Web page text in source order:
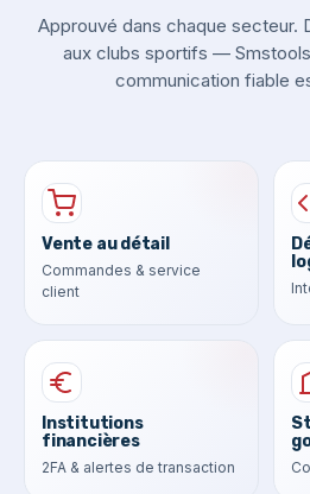
Approuvé dans chaque secteur.
aux clubs sportifs —
communication fiable
Vente au détail
Commandes & service
client
Institutions
financières
2FA & alertes de transaction